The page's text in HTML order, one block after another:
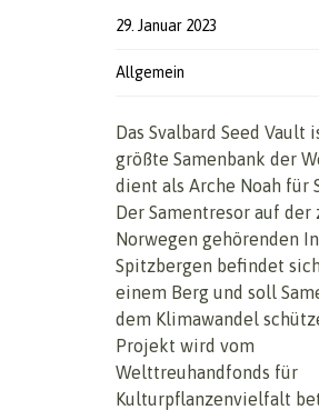
29. Januar 2023
Allgemein
Das Svalbard Seed Vault
größte Samenbank der
dient als Arche Noah für
Der Samentresor auf der
Norwegen gehörenden
Spitzbergen befindet
einem Berg und soll
dem Klimawandel
Projekt wird vom
Welttreuhandfonds für
Kulturpflanzenvielfalt